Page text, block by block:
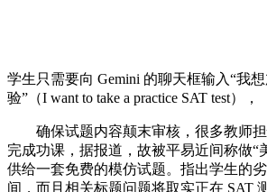
学生只需要向 Gemini 的聊天框输入“我
验”（I want to take a practice SAT test），
确保试题内容颠末审核，很多教师担
完成功课，据报道，故被平易近间称做“
供给一套免费的模仿试题。指出学生的
间，而且相关标题问题将取实正在 SAT